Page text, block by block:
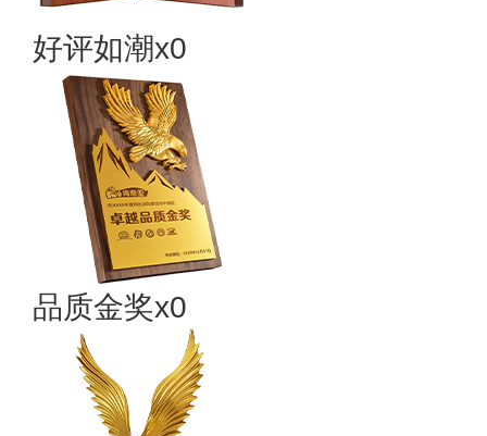
好评如潮x0
品质金奖x0